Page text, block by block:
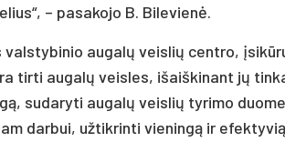
– pasakojo B. Bilevienė.
augalų veislių centro,
tirti augalų veisles, išaiškinant jų
sudaryti augalų veislių tyrimo
darbui, užtikrinti vieningą ir